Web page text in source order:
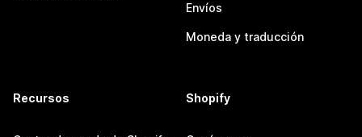
Envíos
Moneda y traducción
Recursos Shopify